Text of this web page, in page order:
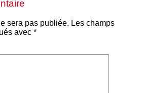
sera pas publiée. Les champs
avec *